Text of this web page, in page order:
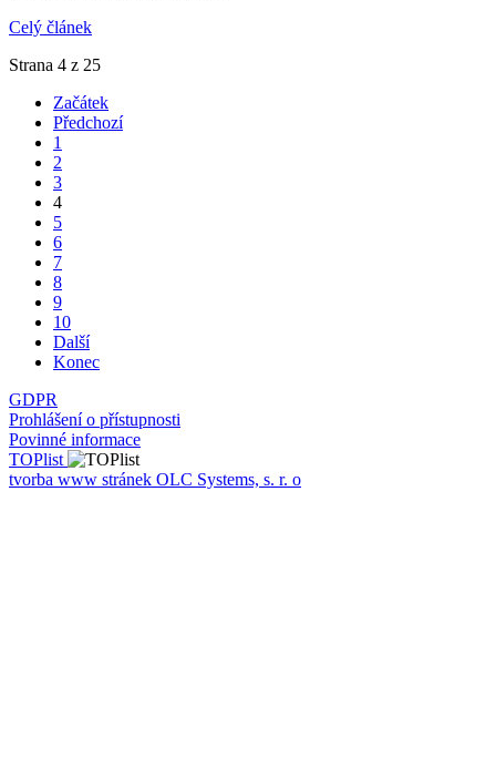
Celý článek
Strana 4 z 25
Začátek
Předchozí
1
2
3
4
5
6
7
8
9
10
Další
Konec
GDPR
Prohlášení o přístupnosti
Povinné informace
TOPlist
tvorba www stránek OLC Systems, s. r. o